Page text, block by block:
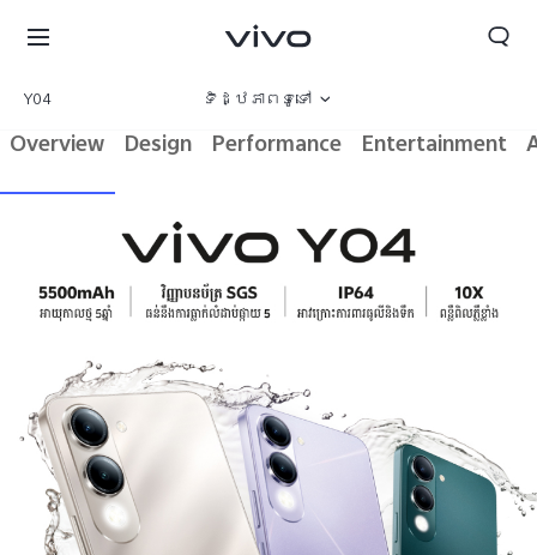
Y04 ទិដ្ឋភាពទូទៅ
វិចិត្រសាល
Overview Design Performance Entertainment